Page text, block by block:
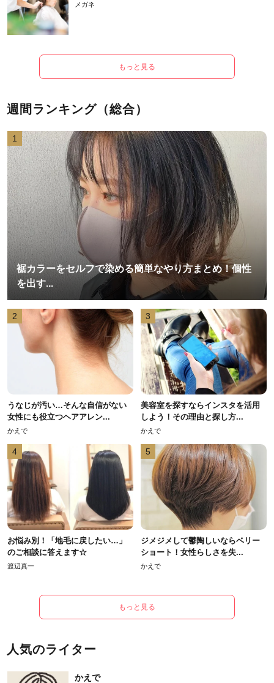
メガネ
もっと見る
週間ランキング（総合）
1
裾カラーをセルフで染める簡単なやり方まとめ！個性
を出す...
2
うなじが汚い…そんな自信がない
女性にも役立つヘアアレン...
かえで
3
美容室を探すならインスタを活用
しよう！その理由と探し方...
かえで
4
お悩み別！「地毛に戻したい…」
のご相談に答えます☆
渡辺真一
5
ジメジメして鬱陶しいならベリー
ショート！女性らしさを失...
かえで
もっと見る
人気のライター
かえで